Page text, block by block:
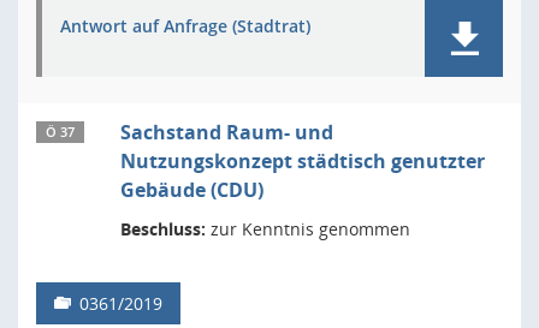
Antwort auf Anfrage (Stadtrat)
Ö 37
Sachstand Raum- und
Nutzungskonzept städtisch genutzter
Gebäude (CDU)
Beschluss: zur Kenntnis genommen
0361/2019